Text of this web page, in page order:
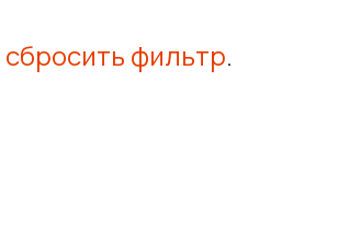
сбросить фильтр.